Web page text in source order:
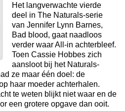
Het langverwachte vierde
deel in The Naturals-serie
van Jennifer Lynn Barnes,
Bad blood, gaat naadloos
verder waar All-in achterbleef.
Toen Cassie Hobbes zich
aansloot bij het Naturals-
ze maar één doel: de
haar moeder achterhalen.
te weten blijkt niet waar en de
een grotere opgave dan ooit.